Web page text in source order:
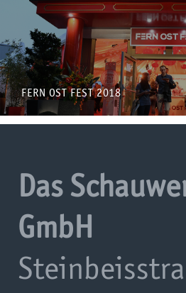
FERN OST FEST 2018
Das
GmbH